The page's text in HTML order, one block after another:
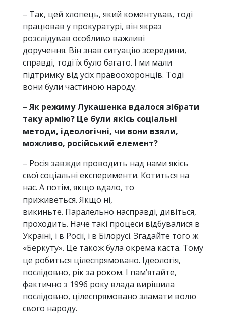
– Так, цей хлопець, який коментував, тоді
працював у прокуратурі, він якраз
розслідував особливо важливі
доручення. Він знав ситуацію зсередини,
справді, тоді їх було багато. І ми мали
підтримку від усіх правоохоронців. Тоді
вони були частиною народу.
– Як режиму Лукашенка вдалося зібрати
таку армію? Це були якісь соціальні
методи, ідеологічні, чи вони взяли,
можливо, російський елемент?
– Росія завжди проводить над нами якісь
свої соціальні експерименти. Котиться на
нас. А потім, якщо вдало, то
приживеться. Якщо ні,
викиньте. Паралельно насправді, дивіться,
проходить. Наче такі процеси відбувалися в
Україні, і в Росії, і в Білорусі. Згадайте того ж
«Беркуту». Це також була окрема каста. Тому
це робиться цілеспрямовано. Ідеологія,
послідовно, рік за роком. І пам’ятайте,
фактично з 1996 року влада вирішила
послідовно, цілеспрямовано зламати волю
свого народу.